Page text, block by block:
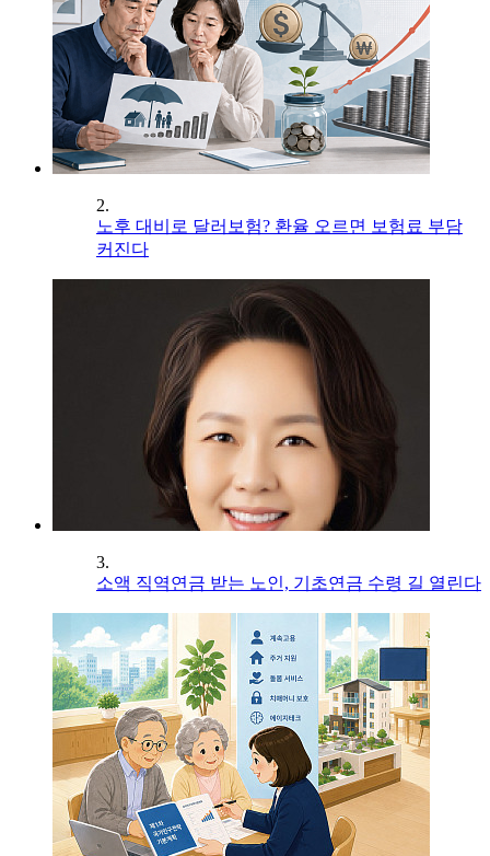
2.
노후 대비로 달러보험? 환율 오르면 보험료 부담
커진다
3.
소액 직역연금 받는 노인, 기초연금 수령 길 열린다